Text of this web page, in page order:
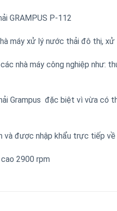
GRAMPUS P-112
máy xử lý nước thải đô thị,
nhà máy công nghiệp như:
thải Grampus đặc biệt
và được nhập khẩu trực tiếp về
2900 rpm